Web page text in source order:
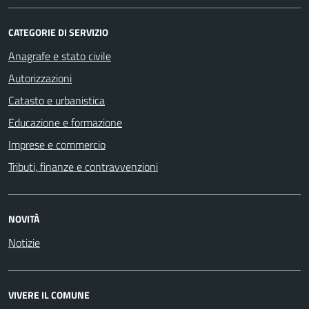
CATEGORIE DI SERVIZIO
Anagrafe e stato civile
Autorizzazioni
Catasto e urbanistica
Educazione e formazione
Imprese e commercio
Tributi, finanze e contravvenzioni
NOVITÀ
Notizie
VIVERE IL COMUNE